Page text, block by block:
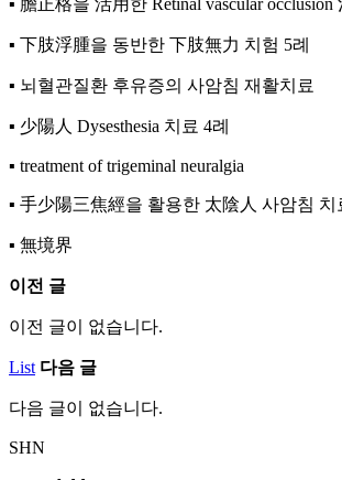
▪︎ 下肢浮腫을 동반한 下肢無力 치험 5례
▪︎ 뇌혈관질환 후유증의 사암침 재활치료
▪︎ 少陽人 Dysesthesia 치료 4례
▪︎ treatment of trigeminal neuralgia
▪︎ 手少陽三焦經을 활용한 太陰人 사암침 치
▪︎ 無境界
이전 글
이전 글이 없습니다.
List 다음 글
다음 글이 없습니다.
SHN